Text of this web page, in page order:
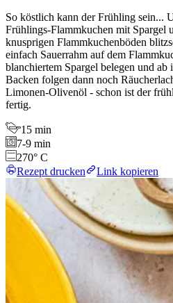
So köstlich kann der Frühling sein...
Frühlings-Flammkuchen mit Spargel
knusprigen Flammkuchenböden
einfach Sauerrahm auf dem
blanchiertem Spargel belegen und
Backen folgen dann noch
Limonen-Olivenöl - schon ist der
fertig.
15 min
7-9 min
270° C
Rezept drucken
Link kopieren